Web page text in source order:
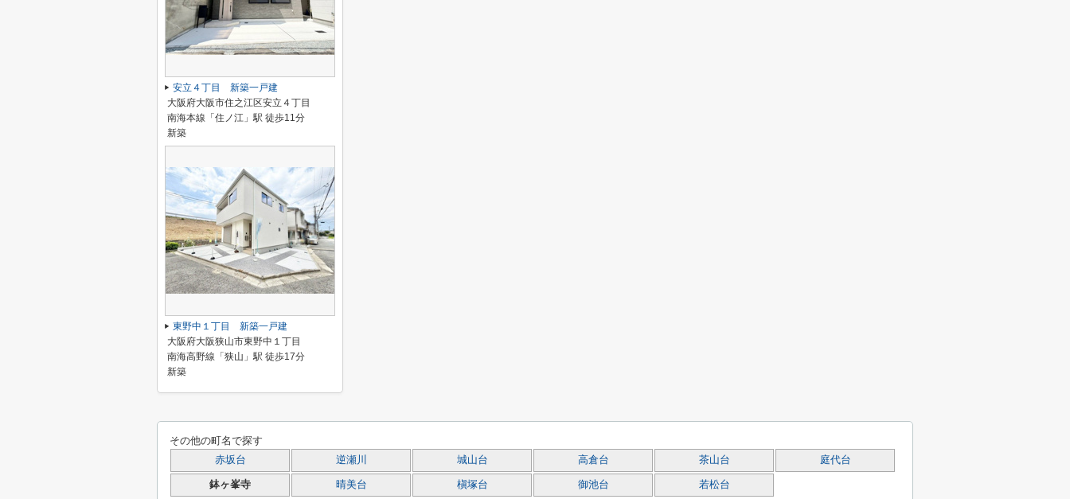
安立４丁目 新築一戸建
大阪府大阪市住之江区安立４丁目
南海本線「住ノ江」駅 徒歩11分
新築
東野中１丁目 新築一戸建
大阪府大阪狭山市東野中１丁目
南海高野線「狭山」駅 徒歩17分
新築
その他の町名で探す
赤坂台 逆瀬川 城山台 高倉台 茶山台 庭代台
鉢ヶ峯寺 晴美台 槇塚台 御池台 若松台